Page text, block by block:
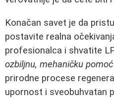
Konačan savet je da
postavite realna
profesionalca i shvatite
ozbiljnu, mehaničku pomoć
prirodne procese
upornost i sveobuhvatan